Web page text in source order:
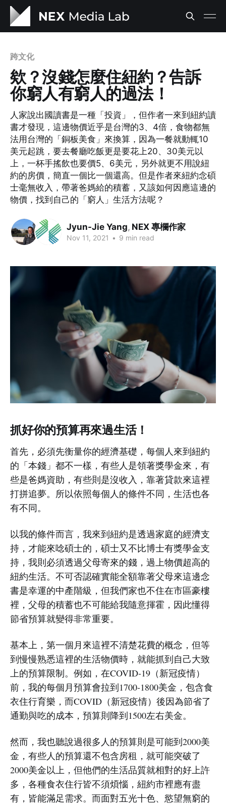
跨文化
欸？沒錢怎麼住紐約？告訴
你窮人有窮人的過法！
人家說出國讀書是一種「投資」，但作者一來到紐約讀
書才發現，這邊物價近乎是台灣的3、4倍，食物都無
法用台灣的「銅板美食」來換算，因為一餐就動輒10
美元起跳，要去餐廳吃飯更是要花上20、30美元以
上，一杯手搖飲也要價5、6美元，另外就更不用說紐
約的房價，簡直一個比一個還高。但是作者來紐約念碩
士毫無收入，帶著爸媽給的積蓄，又該如何因應這邊的
物價，找到自己的「窮人」生活方法呢？
Jyun-Jie Yang, NEX 專欄作家
Nov 11, 2021 • 9 min read
抓好你的預算再來過生活！
首先，必須先衡量你的經濟基礎，每個人來到紐約
的「本錢」都不一樣，有些人是領著獎學金來，有
些是爸媽資助，有些則是沒收入，靠著貸款來這裡
打拼追夢。所以依照每個人的條件不同，生活也各
有不同。
以我的條件而言，我來到紐約是透過家庭的經濟支
持，才能來唸碩士的，碩士又不比博士有獎學金支
持，我則必須透過父母寄來的錢，過上物價超高的
紐約生活。不可否認確實能全額靠著父母來這邊念
書是幸運的中產階級，但我們家也不住在市區豪樓
裡，父母的積蓄也不可能給我隨意揮霍，因此懂得
節省預算就變得非常重要。
基本上，第一個月來這裡不清楚花費的概念，但等
到慢慢熟悉這裡的生活物價時，就能抓到自己大致
上的預算限制。例如，在COVID-19（新冠疫情）
前，我的每個月預算會拉到1700-1800美金，包含食
衣住行育樂，而COVID（新冠疫情）後因為節省了
通勤與吃的成本，預算則降到1500左右美金。
然而，我也聽說過很多人的預算則是可能到2000美
金，有些人的預算還不包含房租，就可能突破了
2000美金以上，但他們的生活品質就相對的好上許
多，各種食衣住行皆不須煩惱，紐約市裡應有盡
有，皆能滿足需求。而面對五光十色、慾望無窮的